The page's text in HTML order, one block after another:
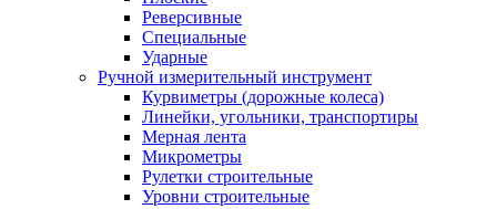
Реверсивные
Специальные
Ударные
Ручной измерительный инструмент
Курвиметры (дорожные колеса)
Линейки, угольники, транспортиры
Мерная лента
Микрометры
Рулетки строительные
Уровни строительные